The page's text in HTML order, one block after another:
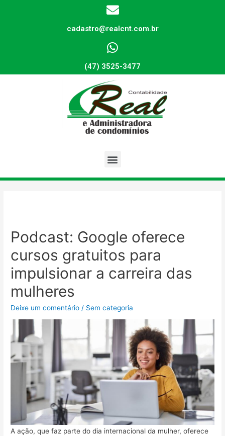
cadastro@realcnt.com.br
(47) 3525-3477
Podcast: Google oferece
cursos gratuitos para
impulsionar a carreira das
mulheres
Deixe um comentário / Sem categoria
A ação, que faz parte do dia internacional da mulher, oferece